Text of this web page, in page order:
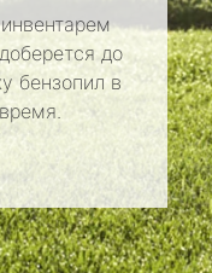
до
бензопил в